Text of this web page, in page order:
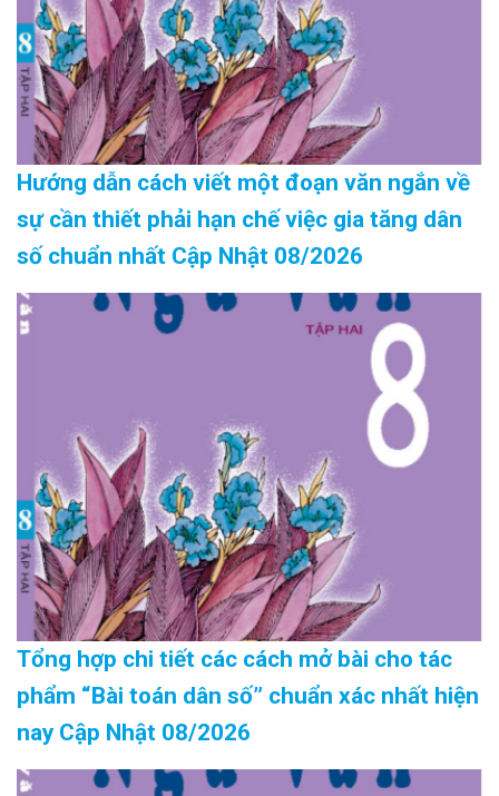
Hướng dẫn cách viết một đoạn văn ngắn về
sự cần thiết phải hạn chế việc gia tăng dân
số chuẩn nhất Cập Nhật 08/2026
Tổng hợp chi tiết các cách mở bài cho tác
phẩm “Bài toán dân số” chuẩn xác nhất hiện
nay Cập Nhật 08/2026